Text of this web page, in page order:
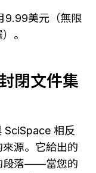
9.99美元（無限
。
閉文件集
相反
源。它給出的
段落——當您的